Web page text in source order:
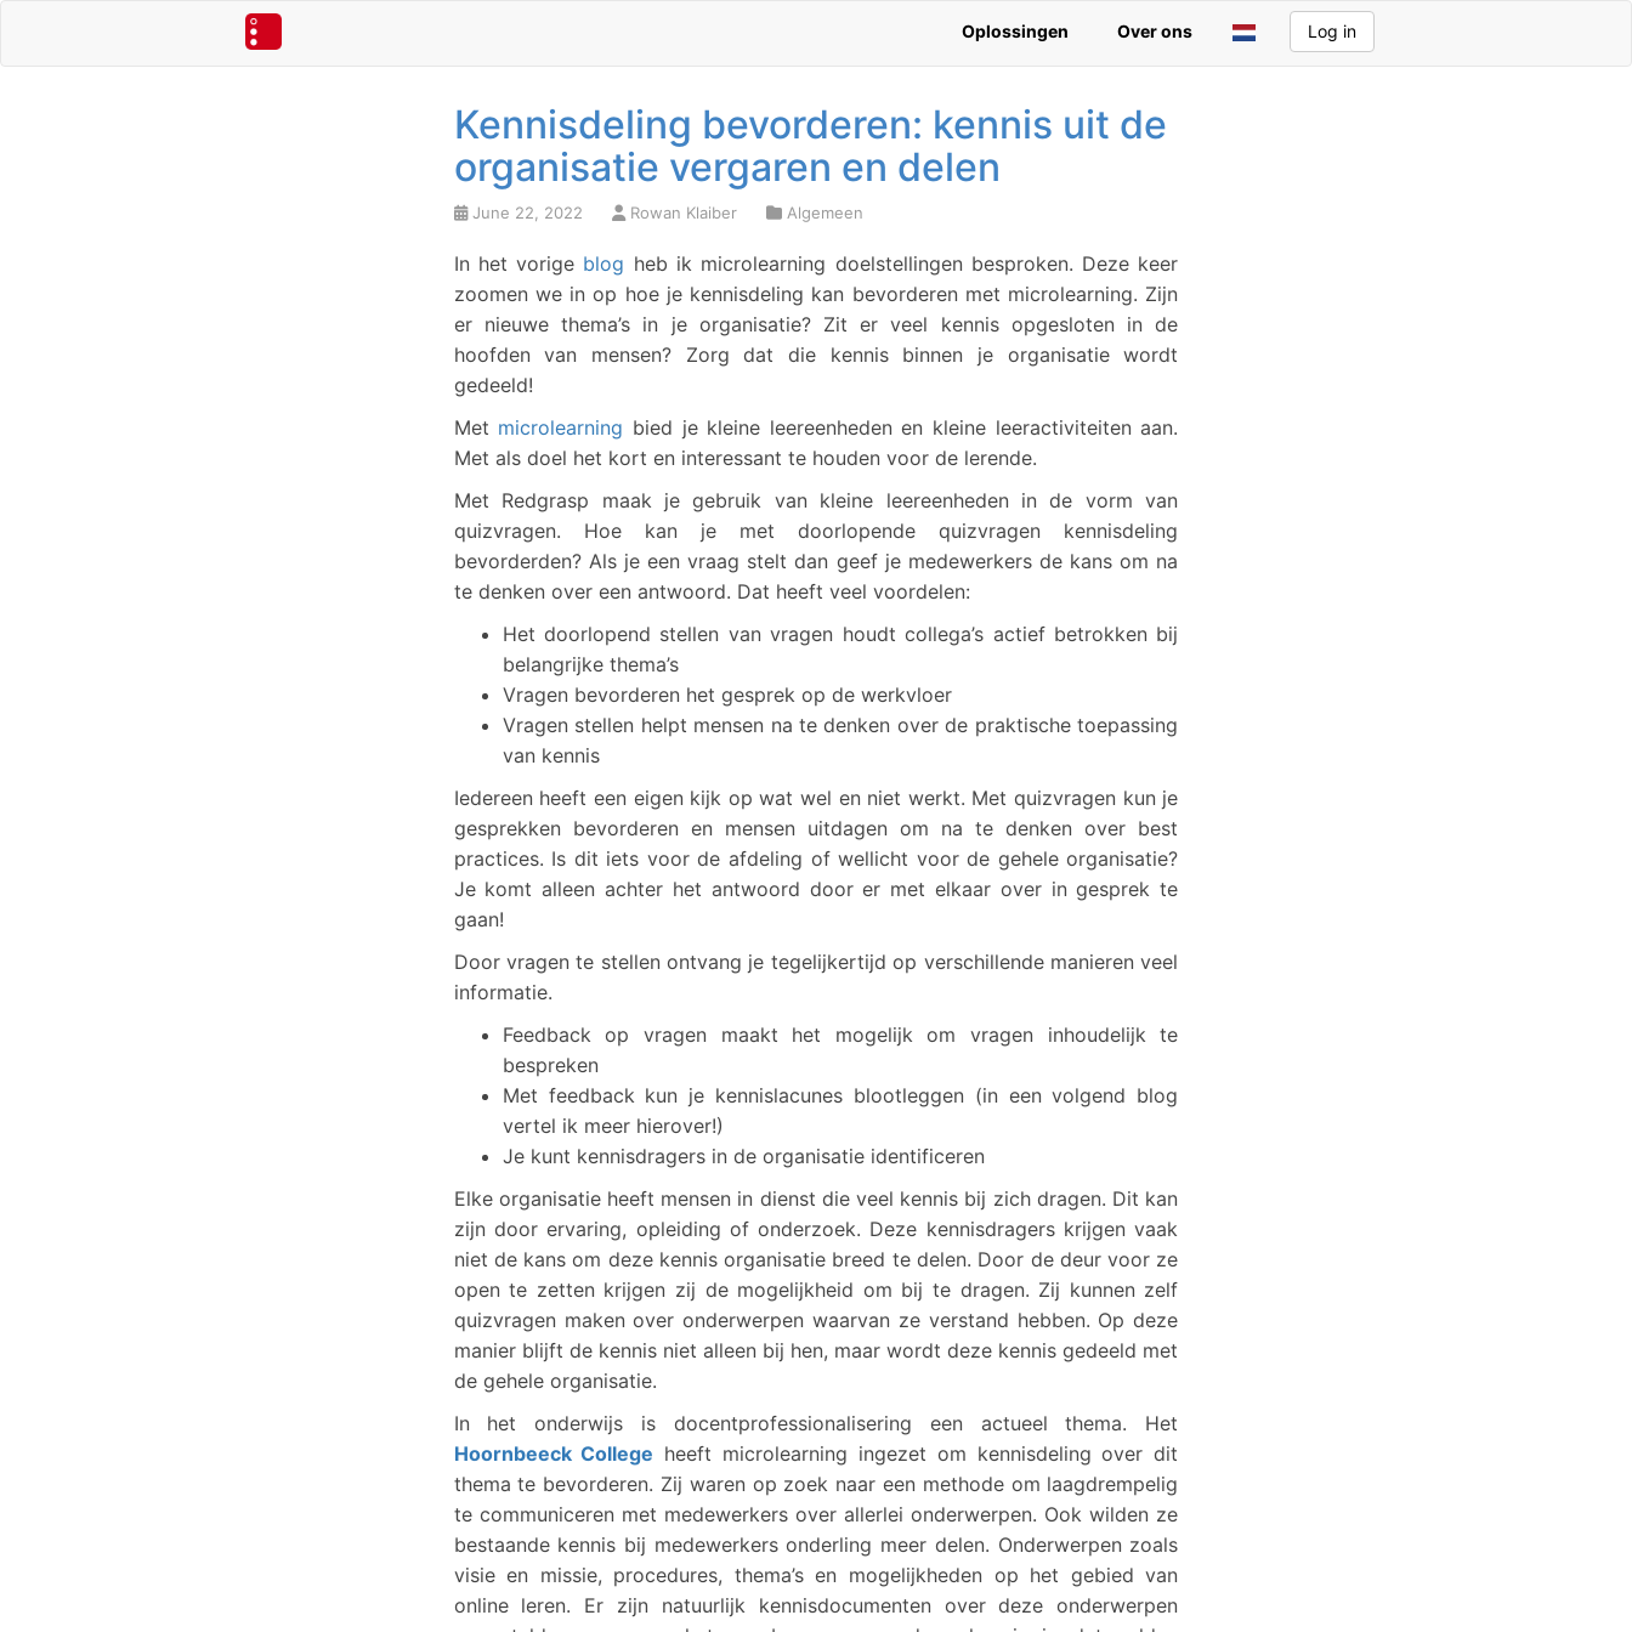
Oplossingen Over ons Log in
Kennisdeling bevorderen: kennis uit de
organisatie vergaren en delen
June 22, 2022 Rowan Klaiber Algemeen
In het vorige blog heb ik microlearning doelstellingen besproken. Deze keer
zoomen we in op hoe je kennisdeling kan bevorderen met microlearning. Zijn
er nieuwe thema’s in je organisatie? Zit er veel kennis opgesloten in de
hoofden van mensen? Zorg dat die kennis binnen je organisatie wordt
gedeeld!
Met microlearning bied je kleine leereenheden en kleine leeractiviteiten aan.
Met als doel het kort en interessant te houden voor de lerende.
Met Redgrasp maak je gebruik van kleine leereenheden in de vorm van
quizvragen. Hoe kan je met doorlopende quizvragen kennisdeling
bevorderden? Als je een vraag stelt dan geef je medewerkers de kans om na
te denken over een antwoord. Dat heeft veel voordelen:
Het doorlopend stellen van vragen houdt collega’s actief betrokken bij
belangrijke thema’s
Vragen bevorderen het gesprek op de werkvloer
Vragen stellen helpt mensen na te denken over de praktische toepassing
van kennis
Iedereen heeft een eigen kijk op wat wel en niet werkt. Met quizvragen kun je
gesprekken bevorderen en mensen uitdagen om na te denken over best
practices. Is dit iets voor de afdeling of wellicht voor de gehele organisatie?
Je komt alleen achter het antwoord door er met elkaar over in gesprek te
gaan!
Door vragen te stellen ontvang je tegelijkertijd op verschillende manieren veel
informatie.
Feedback op vragen maakt het mogelijk om vragen inhoudelijk te
bespreken
Met feedback kun je kennislacunes blootleggen (in een volgend blog
vertel ik meer hierover!)
Je kunt kennisdragers in de organisatie identificeren
Elke organisatie heeft mensen in dienst die veel kennis bij zich dragen. Dit kan
zijn door ervaring, opleiding of onderzoek. Deze kennisdragers krijgen vaak
niet de kans om deze kennis organisatie breed te delen. Door de deur voor ze
open te zetten krijgen zij de mogelijkheid om bij te dragen. Zij kunnen zelf
quizvragen maken over onderwerpen waarvan ze verstand hebben. Op deze
manier blijft de kennis niet alleen bij hen, maar wordt deze kennis gedeeld met
de gehele organisatie.
In het onderwijs is docentprofessionalisering een actueel thema. Het
Hoornbeeck College heeft microlearning ingezet om kennisdeling over dit
thema te bevorderen. Zij waren op zoek naar een methode om laagdrempelig
te communiceren met medewerkers over allerlei onderwerpen. Ook wilden ze
bestaande kennis bij medewerkers onderling meer delen. Onderwerpen zoals
visie en missie, procedures, thema’s en mogelijkheden op het gebied van
online leren. Er zijn natuurlijk kennisdocumenten over deze onderwerpen